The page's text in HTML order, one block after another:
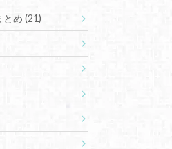
とめ(21)